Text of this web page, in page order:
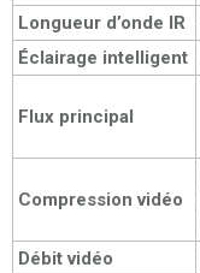
Longueur d’onde IR
Éclairage intelligent
Flux principal
Compression vidéo
Débit vidéo